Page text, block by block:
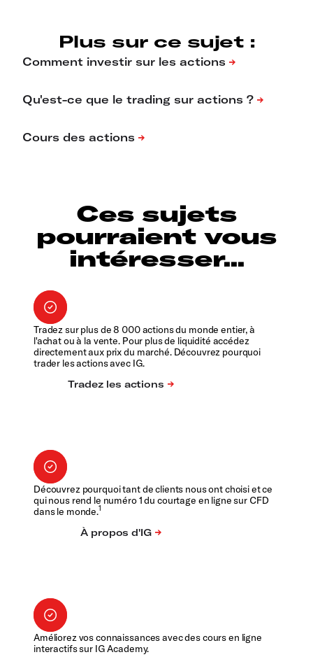
Plus sur ce sujet :
Ces sujets
pourraient vous
intéresser...
Tradez sur plus de 8 000 actions du monde entier, à
l'achat ou à la vente. Pour plus de liquidité accédez
directement aux prix du marché. Découvrez pourquoi
trader les actions avec IG.
Découvrez pourquoi tant de clients nous ont choisi et ce
qui nous rend le numéro 1 du courtage en ligne sur CFD
dans le monde.1
Améliorez vos connaissances avec des cours en ligne
interactifs sur IG Academy.